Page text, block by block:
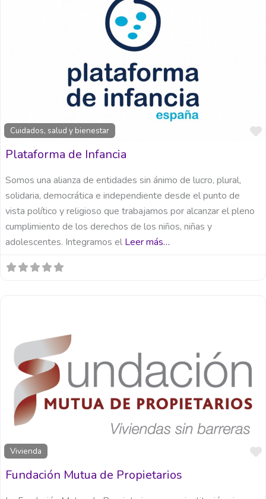
Cuidados, salud y bienestar
Plataforma de Infancia
Somos una alianza de entidades sin ánimo de lucro, plural,
solidaria, democrática e independiente desde el punto de
vista político y religioso que trabajamos por alcanzar el pleno
cumplimiento de los derechos de los niños, niñas y
adolescentes. Integramos el Leer más…
Vivienda
Fundación Mutua de Propietarios